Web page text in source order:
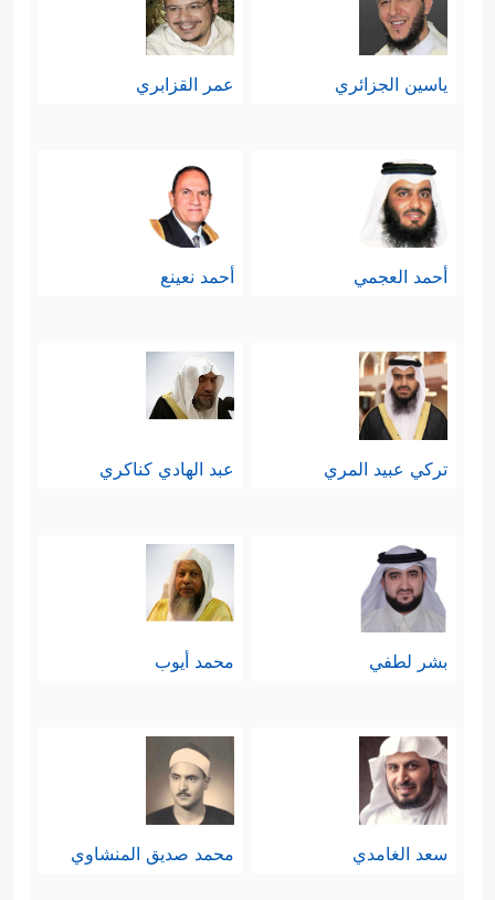
ياسين الجزائري عمر القزابري
أحمد العجمي أحمد نعينع
تركي عبيد المري عبد الهادي كناكري
بشر لطفي محمد أيوب
سعد الغامدي محمد صديق المنشاوي